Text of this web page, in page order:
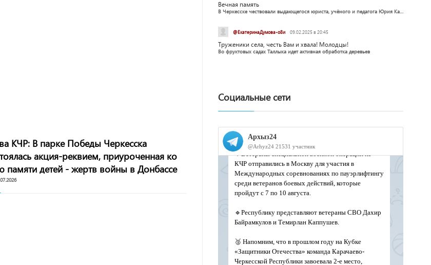
КЧР: В парке Победы Черкесска
акция-реквием, приуроченная ко
памяти детей - жертв войны в Донбассе
Вечная память
В Черкесске чествовали выдающегося юриста, учёного и педагога Юрия Калмыкова
@ЕкатеринаДумова-о8и 09.02.2025 в 20:45
Труженики села, честь Вам и хвала! Молодцы!
Во фруктовых садах Таллыка идет активная обработка деревьев
Социальные сети